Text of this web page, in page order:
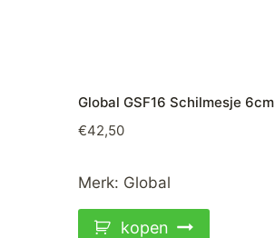
Global GSF16 Schilmesje 6cm
€42,50
Merk: Global
kopen